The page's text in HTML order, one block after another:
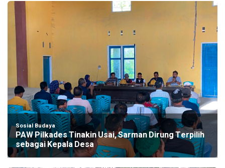
Sosial Budaya
PAW Pilkades Tinakin Usai, Sarman Dirung Terpilih
sebagai Kepala Desa